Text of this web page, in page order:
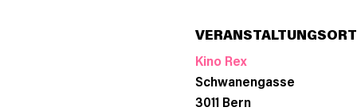
VERANSTALTUNGSORT
Kino Rex
Schwanengasse
3011 Bern